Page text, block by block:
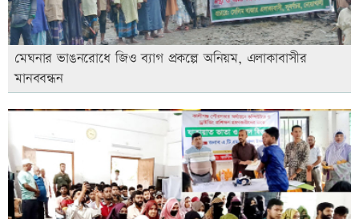
মেঘনার ভাঙনরোধে জিও ব্যাগ প্রকল্পে অনিয়ম, এলাকাবাসীর
মানববন্ধন